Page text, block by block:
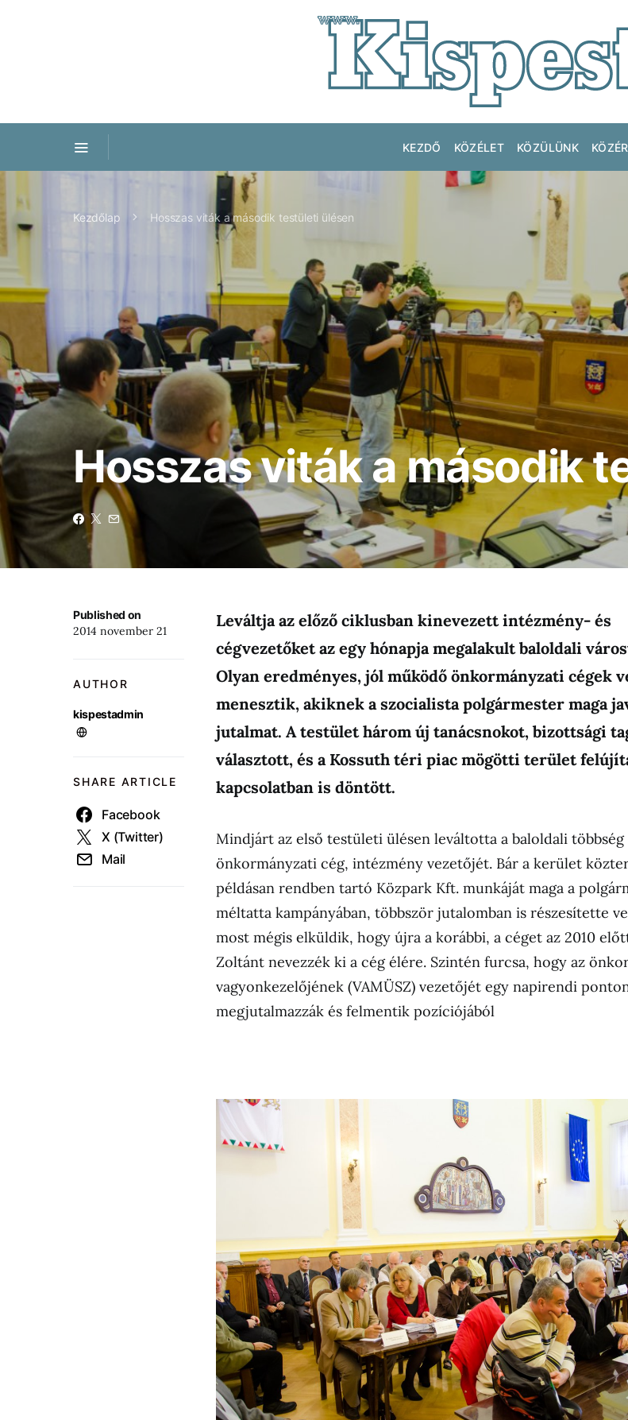
KEZDŐ KÖZÉLET KÖZÜLÜNK
Kezdőlap Hosszas viták a második testületi ülésen
Hosszas viták a második
Published on
2014 november 21
AUTHOR
kispestadmin
SHARE ARTICLE
Facebook
X (Twitter)
Mail
Leváltja az előző ciklusban kinevezett intézmény- és
cégvezetőket az egy hónapja megalakult baloldali
Olyan eredményes, jól működő önkormányzati cégek
menesztik, akiknek a szocialista polgármester maga
jutalmat. A testület három új tanácsnokot, bizottsági
választott, és a Kossuth téri piac mögötti terület
kapcsolatban is döntött.
Mindjárt az első testületi ülésen leváltotta a baloldali
önkormányzati cég, intézmény vezetőjét. Bár a kerület
példásan rendben tartó Közpark Kft. munkáját maga a
méltatta kampányában, többször jutalomban is részesítette
most mégis elküldik, hogy újra a korábbi, a céget az 2010
Zoltánt nevezzék ki a cég élére. Szintén furcsa, hogy az
vagyonkezelőjének (VAMÜSZ) vezetőjét egy napirendi
megjutalmazzák és felmentik pozíciójából